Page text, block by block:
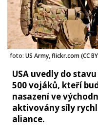
foto: US Army, flickr.com (CC
USA uvedly do
500 vojáků, kteří
nasazení ve
aktivovány síly
aliance.